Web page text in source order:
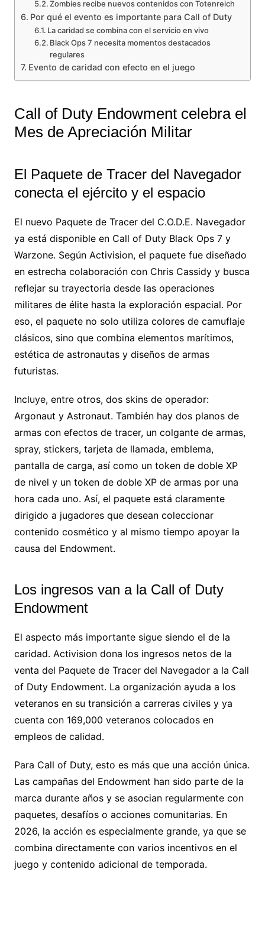
Zombies recibe nuevos contenidos con Totenreich
Por qué el evento es importante para Call of Duty
La caridad se combina con el servicio en vivo
Black Ops 7 necesita momentos destacados
regulares
Evento de caridad con efecto en el juego
Call of Duty Endowment celebra el
Mes de Apreciación Militar
El Paquete de Tracer del Navegador
conecta el ejército y el espacio
El nuevo Paquete de Tracer del C.O.D.E. Navegador
ya está disponible en Call of Duty Black Ops 7 y
Warzone. Según Activision, el paquete fue diseñado
en estrecha colaboración con Chris Cassidy y busca
reflejar su trayectoria desde las operaciones
militares de élite hasta la exploración espacial. Por
eso, el paquete no solo utiliza colores de camuflaje
clásicos, sino que combina elementos marítimos,
estética de astronautas y diseños de armas
futuristas.
Incluye, entre otros, dos skins de operador:
Argonaut y Astronaut. También hay dos planos de
armas con efectos de tracer, un colgante de armas,
spray, stickers, tarjeta de llamada, emblema,
pantalla de carga, así como un token de doble XP
de nivel y un token de doble XP de armas por una
hora cada uno. Así, el paquete está claramente
dirigido a jugadores que desean coleccionar
contenido cosmético y al mismo tiempo apoyar la
causa del Endowment.
Los ingresos van a la Call of Duty
Endowment
El aspecto más importante sigue siendo el de la
caridad. Activision dona los ingresos netos de la
venta del Paquete de Tracer del Navegador a la Call
of Duty Endowment. La organización ayuda a los
veteranos en su transición a carreras civiles y ya
cuenta con 169,000 veteranos colocados en
empleos de calidad.
Para Call of Duty, esto es más que una acción única.
Las campañas del Endowment han sido parte de la
marca durante años y se asocian regularmente con
paquetes, desafíos o acciones comunitarias. En
2026, la acción es especialmente grande, ya que se
combina directamente con varios incentivos en el
juego y contenido adicional de temporada.